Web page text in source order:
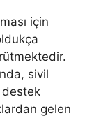
için
sivil
destek
gelen